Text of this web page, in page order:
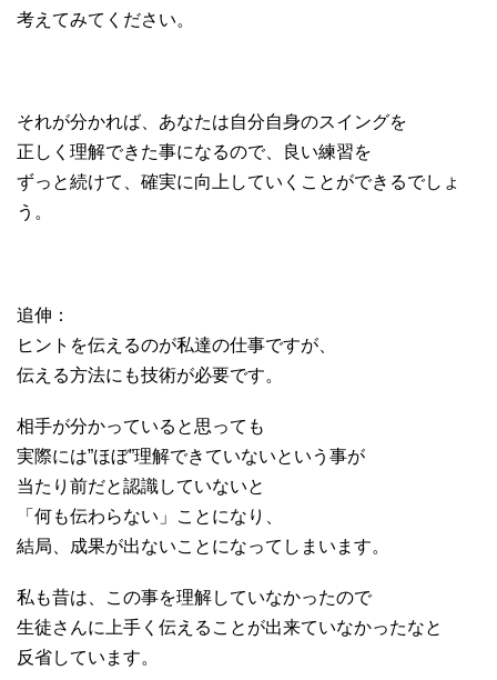
考えてみてください。
それが分かれば、あなたは自分自身のスイングを
正しく理解できた事になるので、良い練習を
ずっと続けて、確実に向上していくことができるでしょ
う。
追伸：
ヒントを伝えるのが私達の仕事ですが、
伝える方法にも技術が必要です。
相手が分かっていると思っても
実際には”ほぼ”理解できていないという事が
当たり前だと認識していないと
「何も伝わらない」ことになり、
結局、成果が出ないことになってしまいます。
私も昔は、この事を理解していなかったので
生徒さんに上手く伝えることが出来ていなかったなと
反省しています。